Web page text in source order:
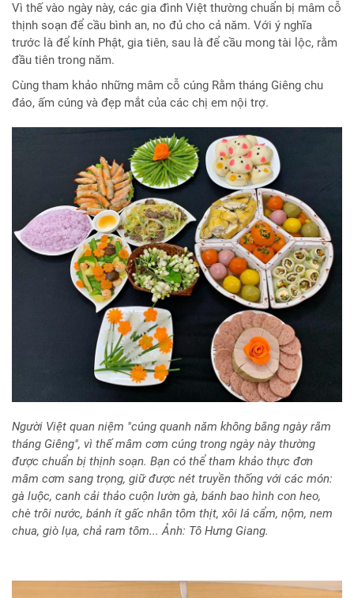
Vì thế vào ngày này, các gia đình Việt thường chuẩn bị mâm cỗ
thịnh soạn để cầu bình an, no đủ cho cả năm. Với ý nghĩa
trước là để kính Phật, gia tiên, sau là để cầu mong tài lộc, rằm
đầu tiên trong năm.
Cùng tham khảo những mâm cỗ cúng Rằm tháng Giêng chu
đáo, ấm cúng và đẹp mắt của các chị em nội trợ.
Người Việt quan niệm "cúng quanh năm không bằng ngày rằm
tháng Giêng", vì thế mâm cơm cúng trong ngày này thường
được chuẩn bị thịnh soạn. Bạn có thể tham khảo thực đơn
mâm cơm sang trọng, giữ được nét truyền thống với các món:
gà luộc, canh cải thảo cuộn lườn gà, bánh bao hình con heo,
chè trôi nước, bánh ít gấc nhân tôm thịt, xôi lá cẩm, nộm, nem
chua, giò lụa, chả ram tôm... Ảnh: Tô Hưng Giang.